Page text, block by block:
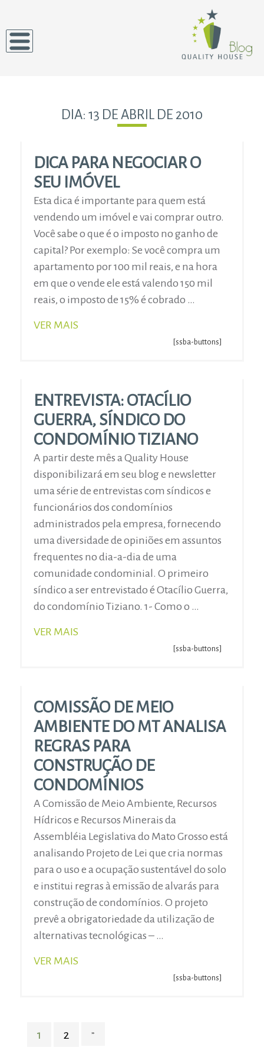
DIA: 13 DE ABRIL DE 2010
DICA PARA NEGOCIAR O
SEU IMÓVEL
Esta dica é importante para quem está
vendendo um imóvel e vai comprar outro.
Você sabe o que é o imposto no ganho de
capital? Por exemplo: Se você compra um
apartamento por 100 mil reais, e na hora
em que o vende ele está valendo 150 mil
reais, o imposto de 15% é cobrado …
VER MAIS
[ssba-buttons]
ENTREVISTA: OTACÍLIO
GUERRA, SÍNDICO DO
CONDOMÍNIO TIZIANO
A partir deste mês a Quality House
disponibilizará em seu blog e newsletter
uma série de entrevistas com síndicos e
funcionários dos condomínios
administrados pela empresa, fornecendo
uma diversidade de opiniões em assuntos
frequentes no dia-a-dia de uma
comunidade condominial. O primeiro
síndico a ser entrevistado é Otacílio Guerra,
do condomínio Tiziano. 1- Como o …
VER MAIS
[ssba-buttons]
COMISSÃO DE MEIO
AMBIENTE DO MT ANALISA
REGRAS PARA
CONSTRUÇÃO DE
CONDOMÍNIOS
A Comissão de Meio Ambiente, Recursos
Hídricos e Recursos Minerais da
Assembléia Legislativa do Mato Grosso está
analisando Projeto de Lei que cria normas
para o uso e a ocupação sustentável do solo
e institui regras à emissão de alvarás para
construção de condomínios. O projeto
prevê a obrigatoriedade da utilização de
alternativas tecnológicas – …
VER MAIS
[ssba-buttons]
1 2